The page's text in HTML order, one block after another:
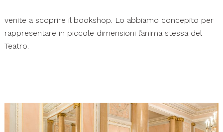
venite a scoprire il bookshop. Lo abbiamo concepito per
rappresentare in piccole dimensioni l’anima stessa del
Teatro.